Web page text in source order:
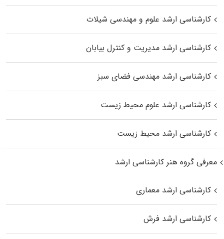
کارشناسی ارشد علوم و مهندسی شیلات
کارشناسی ارشد مدیریت و کنترل بیابان
کارشناسی ارشد مهندسی فضای سبز
کارشناسی ارشد علوم محیط‌ زیست
کارشناسی ارشد محیط زیست
معرفی گروه هنر کارشناسی ارشد
کارشناسی ارشد معماری
کارشناسی ارشد فرش